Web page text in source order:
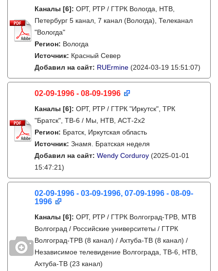
Каналы [6]: ОРТ, РТР / ГТРК Вологда, НТВ,
Петербург 5 канал, 7 канал (Вологда), Телеканал
"Вологда"
Регион: Вологда
Источник: Красный Север
Добавил на сайт: RUErmine (2024-03-19 15:51:07)
02-09-1996 - 08-09-1996
Каналы [6]: ОРТ, РТР / ГТРК "Иркутск", ТРК
"Братск", ТВ-6 / Мы, НТВ, АСТ-2х2
Регион: Братск, Иркутская область
Источник: Знамя. Братская неделя
Добавил на сайт: Wendy Corduroy (2025-01-01
15:47:21)
02-09-1996 - 03-09-1996, 07-09-1996 - 08-09-
1996
Каналы [6]: ОРТ, РТР / ГТРК Волгоград-ТРВ, МТВ
Волгоград / Российские университеты / ГТРК
Волгоград-ТРВ (8 канал) / Ахтуба-ТВ (8 канал) /
Независимое телевидение Волгограда, ТВ-6, НТВ,
Ахтуба-ТВ (23 канал)